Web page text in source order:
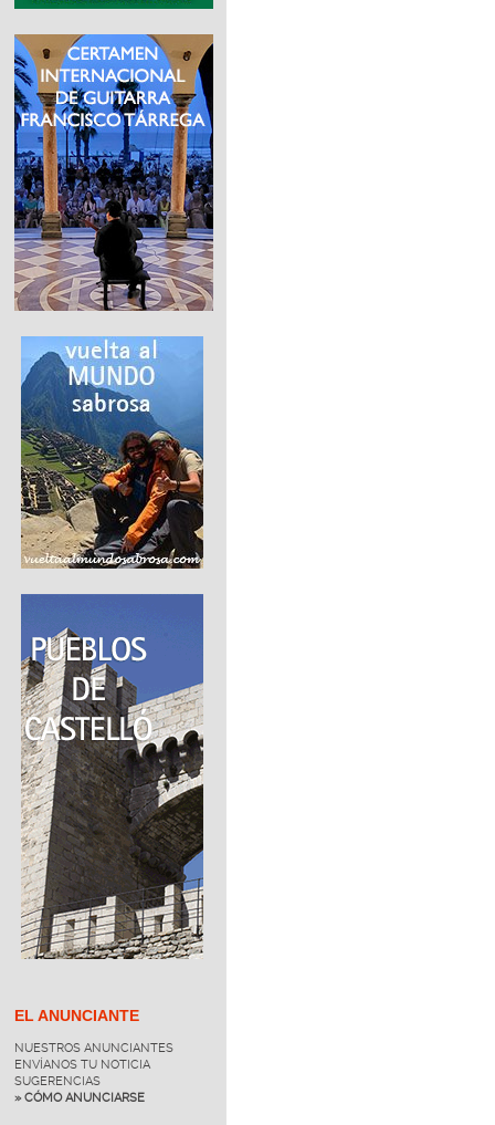
EL ANUNCIANTE
NUESTROS ANUNCIANTES
ENVÍANOS TU NOTICIA
SUGERENCIAS
» CÓMO ANUNCIARSE